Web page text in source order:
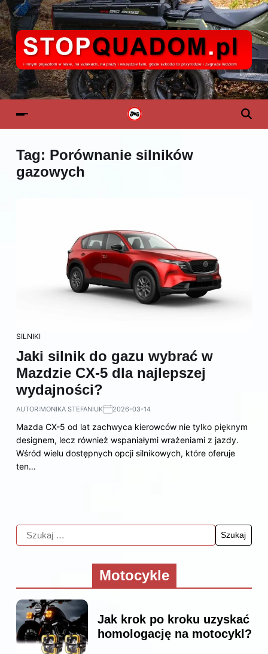
Tag: Porównanie silników
gazowych
SILNIKI
Jaki silnik do gazu wybrać w
Mazdzie CX-5 dla najlepszej
wydajności?
AUTOR:MONIKA STEFANIUK 2026-03-14
Mazda CX-5 od lat zachwyca kierowców nie tylko pięknym
designem, lecz również wspaniałymi wrażeniami z jazdy.
Wśród wielu dostępnych opcji silnikowych, które oferuje
ten…
Motocykle
Jak krok po kroku uzyskać
homologację na motocykl?